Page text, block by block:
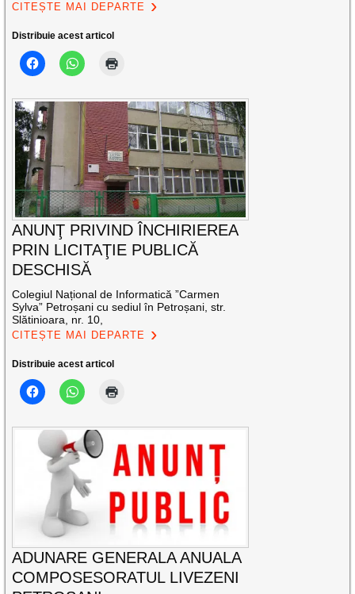
CITEȘTE MAI DEPARTE
Distribuie acest articol
ANUNŢ PRIVIND ÎNCHIRIEREA
PRIN LICITAŢIE PUBLICĂ
DESCHISĂ
Colegiul Național de Informatică ”Carmen
Sylva” Petroșani cu sediul în Petroșani, str.
Slătinioara, nr. 10,
CITEȘTE MAI DEPARTE
Distribuie acest articol
ADUNARE GENERALA ANUALA
COMPOSESORATUL LIVEZENI